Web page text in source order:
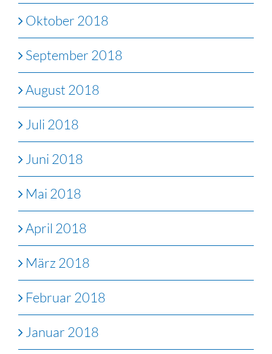
Oktober 2018
September 2018
August 2018
Juli 2018
Juni 2018
Mai 2018
April 2018
März 2018
Februar 2018
Januar 2018